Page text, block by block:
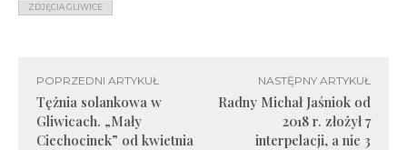
ZDJĘCIA GLIWICE
POPRZEDNI ARTYKUŁ
Tężnia solankowa w
Gliwicach. „Mały
Ciechocinek” od kwietnia
NASTĘPNY ARTYKUŁ
Radny Michał Jaśniok od
2018 r. złożył 7
interpelacji, a nie 3